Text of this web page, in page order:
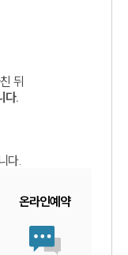
뒤
다.
다.
온라인예약